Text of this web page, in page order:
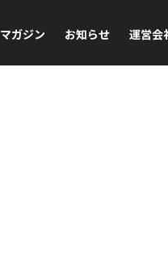
マガジン お知らせ 運営会